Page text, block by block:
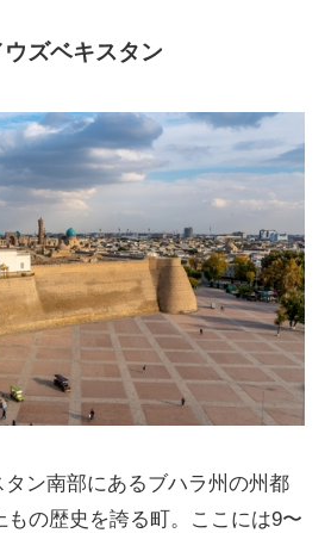
ズベキスタン
ン南部にあるブハラ州の州都
もの歴史を誇る町。ここには9〜